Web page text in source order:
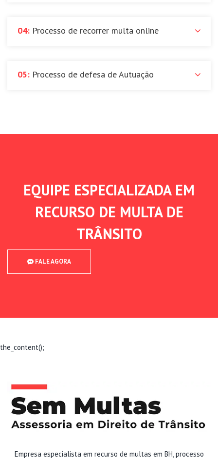
04: Processo de recorrer multa online
05: Processo de defesa de Autuação
EQUIPE ESPECIALIZADA EM
RECURSO DE MULTA DE
TRÂNSITO
FALE AGORA
the_content();
Empresa especialista em recurso de multas em BH, processo